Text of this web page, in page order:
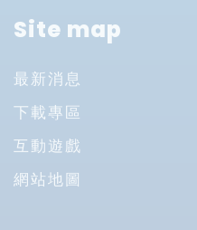
Site map
最新消息
下載專區
互動遊戲
網站地圖